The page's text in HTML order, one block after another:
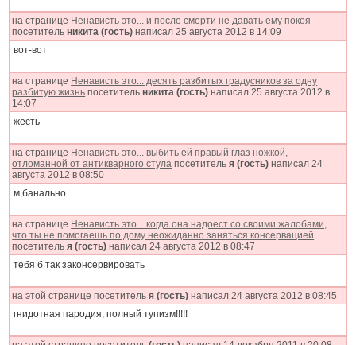
на странице Ненависть это... и после смерти не давать ему покоя
посетительникита (гость) написал 25 августа 2012 в 14:09
вот-вот
на странице Ненависть это... десять разбитых градусников за одну
разбитую жизнь посетительникита (гость) написал 25 августа 2012 в
14:07
жесть
на странице Ненависть это... выбить ей правый глаз ножкой,
отломанной от антикварного стула посетителья (гость) написал 24
августа 2012 в 08:50
м,банально
на странице Ненависть это... когда она надоест со своими жалобами,
что ты не помогаешь по дому неожиданно заняться консервацией
посетителья (гость) написал 24 августа 2012 в 08:47
тебя б так законсервировать
на этой странице посетителья (гость) написал 24 августа 2012 в 08:45
гнидотная пародия, полный тупизм!!!!!